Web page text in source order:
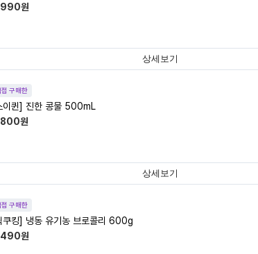
원
상세보기
접 구매한
이퀸] 진한 콩물 500mL
원
상세보기
접 구매한
쿠킹] 냉동 유기농 브로콜리 600g
원